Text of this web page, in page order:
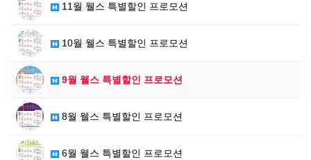
11월 웰스 특별할인 프로모션
10월 웰스 특별할인 프로모션
9월 웰스 특별할인 프로모션
8월 웰스 특별할인 프로모션
6월 웰스 특별할인 프로모션